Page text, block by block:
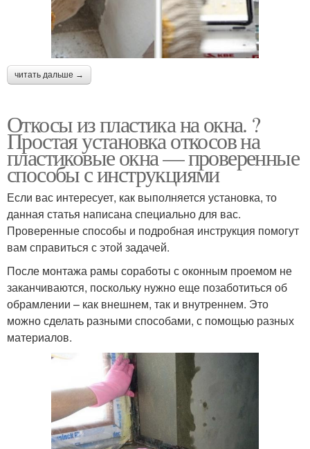
читать дальше →
Откосы из пластика на окна. ?
Простая установка откосов на
пластиковые окна — проверенные
способы с инструкциями
Если вас интересует, как выполняется установка, то
данная статья написана специально для вас.
Проверенные способы и подробная инструкция помогут
вам справиться с этой задачей.
После монтажа рамы соработы с оконным проемом не
заканчиваются, поскольку нужно еще позаботиться об
обрамлении – как внешнем, так и внутреннем. Это
можно сделать разными способами, с помощью разных
материалов.